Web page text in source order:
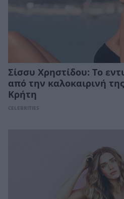
Σίσσυ Χρηστίδου: Το
από την καλοκαιρινή
Κρήτη
CELEBRITIES